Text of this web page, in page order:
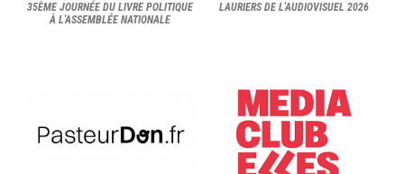
35ÈME JOURNÉE DU LIVRE POLITIQUE
À L'ASSEMBLÉE NATIONALE
LAURIERS DE L'AUDIOVISUEL 2026